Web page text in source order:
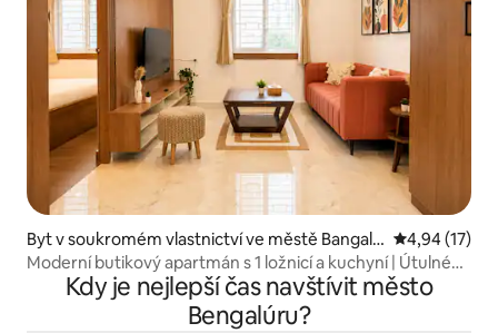
Byt v soukromém vlastnictví ve městě Bangalo
re
Průměrné
4,94 (17)
Moderní butikový apartmán s 1 ložnicí a kuchyní | Útulné
bydlení | Pocit domova
Kdy je nejlepší čas navštívit město
Bengalúru?